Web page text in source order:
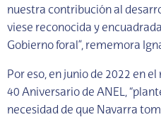
nuestra contribución al
viese reconocida y
Gobierno foral”, rememora
Por eso, en junio de 2022 en
40 Aniversario de ANEL,
necesidad de que Navarra